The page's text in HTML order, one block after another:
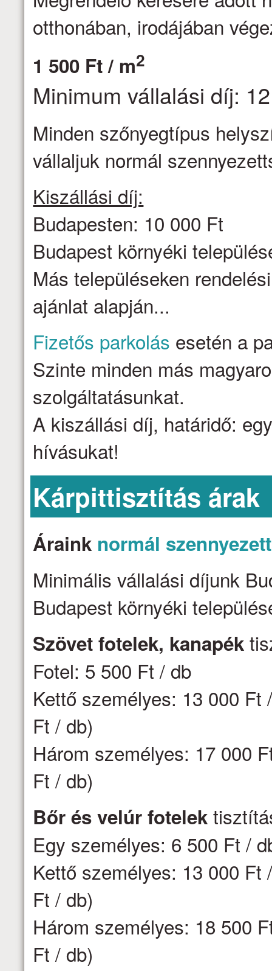
otthonában, irodájában
1 500 Ft / m2
Minimum vállalási díj:
Minden szőnyegtípus
vállaljuk normál
Kiszállási díj:
Budapesten: 10 000 Ft
Budapest környéki
Más településeken
ajánlat alapján...
Fizetős parkolás esetén a
Szinte minden más
szolgáltatásunkat.
A kiszállási díj, határidő:
hívásukat!
Kárpittisztítás árak
Áraink normál
Minimális vállalási díjunk
Budapest környéki
Szövet fotelek, kanapék
Fotel: 5 500 Ft / db
Kettő személyes: 13 000
Ft / db)
Három személyes: 17 000
Ft / db)
Bőr és velúr fotelek
Egy személyes: 6 500 Ft /
Kettő személyes: 13 000
Ft / db)
Három személyes: 18 500
Ft / db)